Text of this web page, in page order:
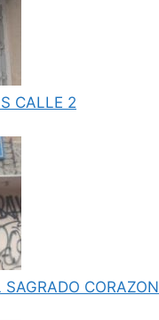
CALLE 2
CORAZON